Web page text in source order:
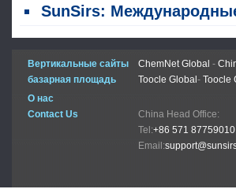
SunSirs: Международные цены закрытия MTBE
Вертикальные сайты ChemNet Global -
базарная площадь
Toocle Global- Toocle
О нас
Contact Us
China Head
Tel:+86 571 87759010
Email: